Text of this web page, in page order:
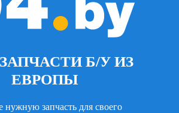
Б/У ИЗ
ЕВРОПЫ
нужную запчасть для своего